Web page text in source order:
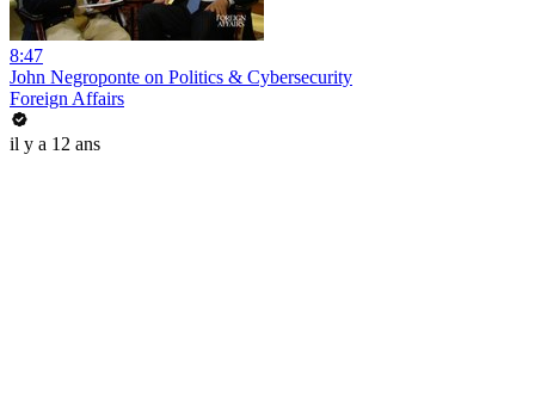
8:47
John Negroponte on Politics & Cybersecurity
Foreign Affairs
il y a 12 ans